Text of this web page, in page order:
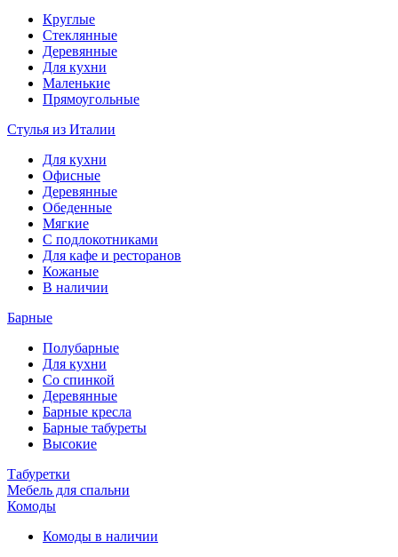
Круглые
Стеклянные
Деревянные
Для кухни
Маленькие
Прямоугольные
Стулья из Италии
Для кухни
Офисные
Деревянные
Обеденные
Мягкие
С подлокотниками
Для кафе и ресторанов
Кожаные
В наличии
Барные
Полубарные
Для кухни
Со спинкой
Деревянные
Барные кресла
Барные табуреты
Высокие
Табуретки
Мебель для спальни
Комоды
Комоды в наличии